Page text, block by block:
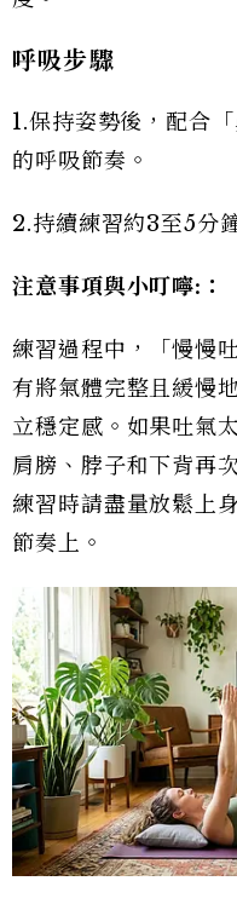
呼吸步驟
1.保持姿勢後，配合
的呼吸節奏。
2.持續練習約3至5分
注意事項與小叮嚀: ：
練習過程中，「慢慢
有將氣體完整且緩慢
立穩定感。如果吐氣
肩膀、脖子和下背再
練習時請盡量放鬆上
節奏上。